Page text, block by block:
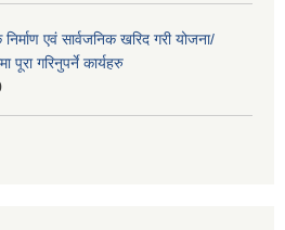
एवं सार्वजनिक खरिद गरी योजना/
गरिनुपर्ने कार्यहरु